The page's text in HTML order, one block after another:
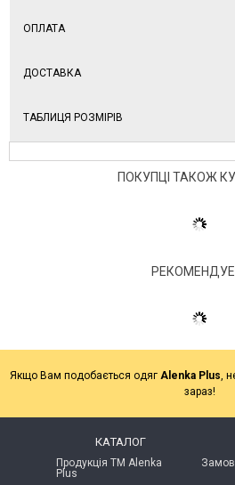
ОПЛАТА
ДОСТАВКА
ТАБЛИЦЯ РОЗМІРІВ
ПОКУПЦІ ТАКОЖ
Якщо Вам подобається одяг Alenka Plus ,
зараз!
КАТАЛОГ
Продукція ТМ Alenka
Plus